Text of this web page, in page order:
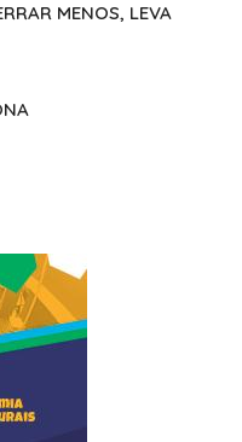
MENOS, LEVA